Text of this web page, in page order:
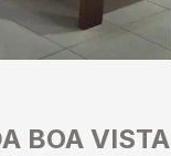
BOA VISTA